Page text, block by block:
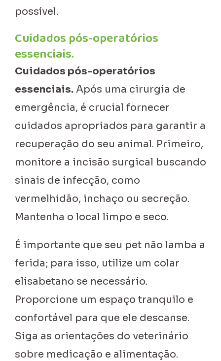
possível.
Cuidados pós-operatórios
essenciais.
Cuidados pós-operatórios
essenciais. Após uma cirurgia de
emergência, é crucial fornecer
cuidados apropriados para garantir a
recuperação do seu animal. Primeiro,
monitore a incisão surgical buscando
sinais de infecção, como
vermelhidão, inchaço ou secreção.
Mantenha o local limpo e seco.
É importante que seu pet não lamba a
ferida; para isso, utilize um colar
elisabetano se necessário.
Proporcione um espaço tranquilo e
confortável para que ele descanse.
Siga as orientações do veterinário
sobre medicação e alimentação.